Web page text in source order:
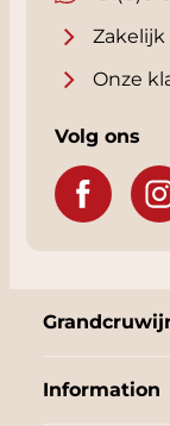
Zakelijk
Onze
Volg ons
Information